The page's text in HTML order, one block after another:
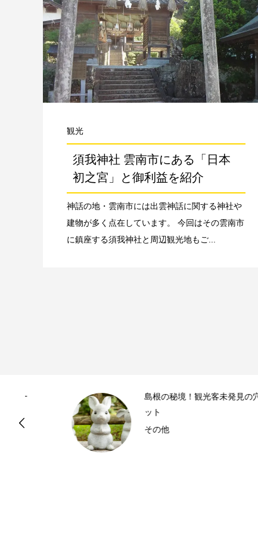
観光
須我神社 雲南市にある「日本
初之宮」と御利益を紹介
神話の地・雲南市には出雲神話に関する神社や
建物が多く点在しています。 今回はその雲南市
に鎮座する須我神社と周辺観光地もご...
島根の秘境！観光客未発見の穴場スポ
ット
その他